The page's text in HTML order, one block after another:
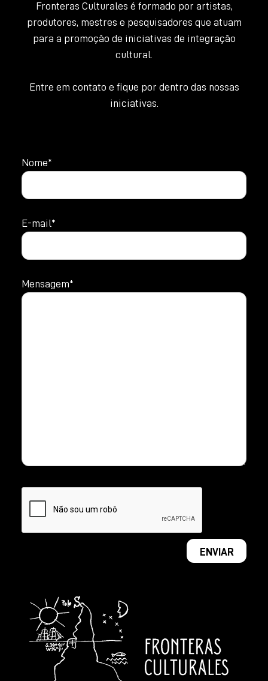
Fronteras Culturales é formado por artistas,
produtores, mestres e pesquisadores que atuam
para a promoção de iniciativas de integração
cultural.
Entre em contato e fique por dentro das nossas
iniciativas.
Nome*
E-mail*
Mensagem*